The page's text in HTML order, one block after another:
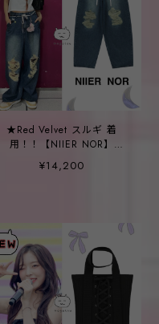
★Red Velvet スルギ 着
用！！【NIIER NOR】
DAMAGED BALLOON
DENIM PANTS_INDIGO
¥14,200